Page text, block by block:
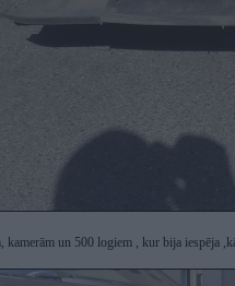
kamerām un 500 logiem , kur bija iespēja